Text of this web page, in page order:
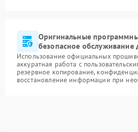
Оригинальные
безопасное обслуживание
Использование официальных
аккуратная работа с
резервное копирование,
восстановление информации при